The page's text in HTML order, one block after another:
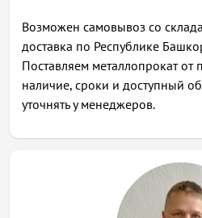
Возможен самовывоз со
доставка по Республике
Поставляем металлопрокат от
наличие, сроки и доступный
уточнять у менеджеров.